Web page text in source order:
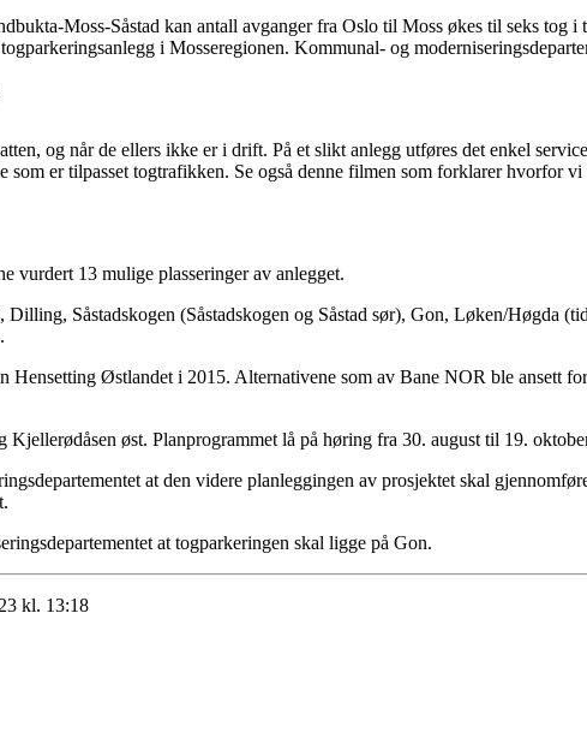
Moss-Såstad kan antall avganger fra Oslo til Moss økes til seks tog
i Mosseregionen. Kommunal- og
og når de ellers ikke er i drift. På et slikt anlegg utføres det enkel
som er tilpasset togtrafikken. Se også denne filmen som forklarer hvorfor
vurdert 13 mulige plasseringer av anlegget.
Såstadskogen (Såstadskogen og Såstad sør), Gon, Løken/Høgda
Hensetting Østlandet i 2015. Alternativene som av Bane NOR ble ansett
Kjellerødåsen øst. Planprogrammet lå på høring fra 30. august til 19.
at den videre planleggingen av prosjektet skal
at togparkeringen skal ligge på Gon.
kl. 13:18